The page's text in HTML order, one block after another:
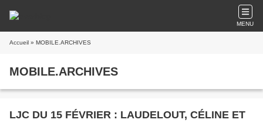
MENU
Accueil » MOBILE.ARCHIVES
MOBILE.ARCHIVES
LJC DU 15 FÉVRIER : LAUDELOUT, CÉLINE ET